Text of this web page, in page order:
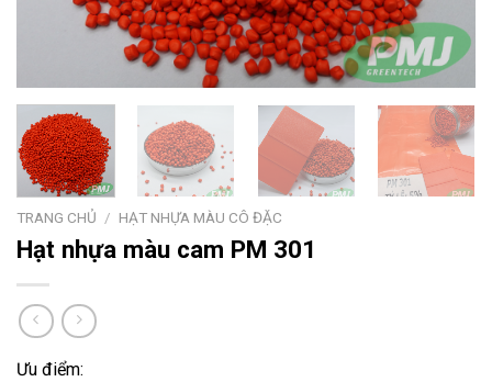
TRANG CHỦ / HẠT NHỰA MÀU CÔ ĐẶC
Hạt nhựa màu cam PM 301
Ưu điểm: